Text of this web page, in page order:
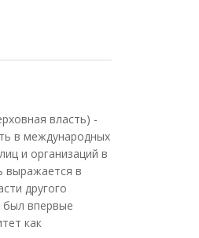
власть) -
в международных
и организаций в
выражается в
другого
был впервые
как